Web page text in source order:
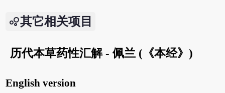
其它相关项目
历代本草药性汇解 - 佩兰 (《本经》)
English version